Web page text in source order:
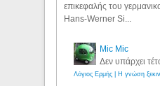
επικεφαλής του
Hans-Werner Si...
Mic Mic
Δεν υπάρχει